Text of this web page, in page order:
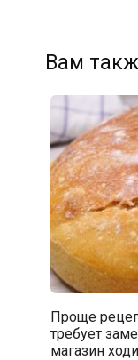
Вам
Проще
требует
магазин